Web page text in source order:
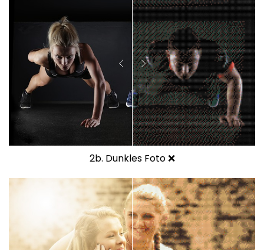
2b. Dunkles Foto ❌